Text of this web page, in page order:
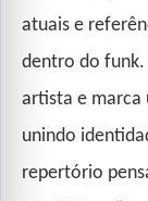
atuais e
dentro do funk.
artista e marca
unindo
repertório